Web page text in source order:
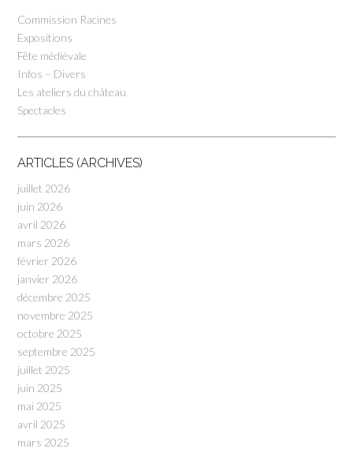
Commission Racines
Expositions
Fête médiévale
Infos – Divers
Les ateliers du château
Spectacles
ARTICLES (ARCHIVES)
juillet 2026
juin 2026
avril 2026
mars 2026
février 2026
janvier 2026
décembre 2025
novembre 2025
octobre 2025
septembre 2025
juillet 2025
juin 2025
mai 2025
avril 2025
mars 2025